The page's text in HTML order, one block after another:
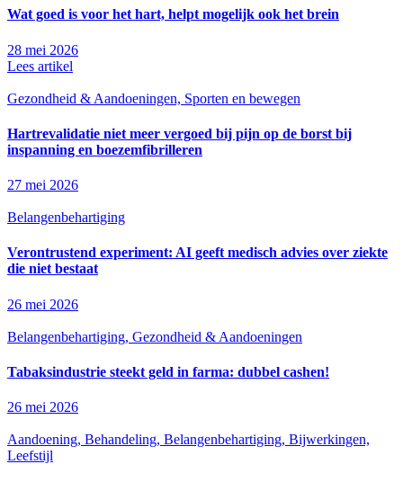
Wat goed is voor het hart, helpt mogelijk ook het brein
28 mei 2026
Lees artikel
Gezondheid & Aandoeningen, Sporten en bewegen
Hartrevalidatie niet meer vergoed bij pijn op de borst bij
inspanning en boezemfibrilleren
27 mei 2026
Belangenbehartiging
Verontrustend experiment: AI geeft medisch advies over ziekte
die niet bestaat
26 mei 2026
Belangenbehartiging, Gezondheid & Aandoeningen
Tabaksindustrie steekt geld in farma: dubbel cashen!
26 mei 2026
Aandoening, Behandeling, Belangenbehartiging, Bijwerkingen,
Leefstijl